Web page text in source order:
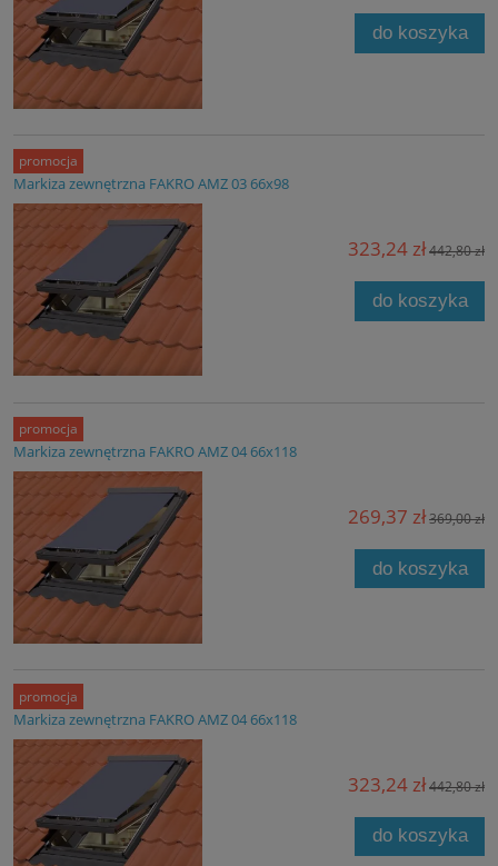
do koszyka
Markiza zewnętrzna FAKRO AMZ 03 66x98
323,24 zł442,80 zł
do koszyka
promocja
Markiza zewnętrzna FAKRO AMZ 04 66x118
269,37 zł369,00 zł
do koszyka
promocja
Markiza zewnętrzna FAKRO AMZ 04 66x118
323,24 zł442,80 zł
do koszyka
promocja